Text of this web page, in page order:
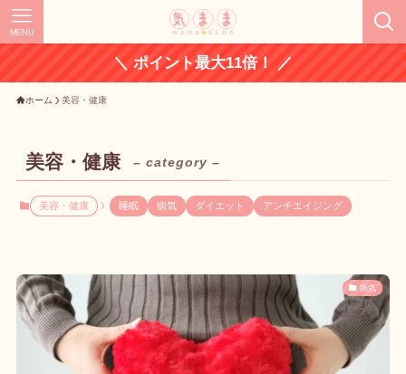
MENU
＼ ポイント最大11倍！ ／
ホーム 美容・健康
美容・健康 – category –
美容・健康 睡眠 病気 ダイエット アンチエイジング
病気